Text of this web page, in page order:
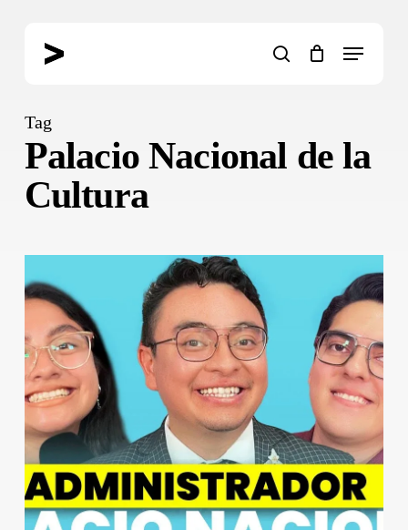
search
Menu
Tag
Palacio Nacional de la
Cultura